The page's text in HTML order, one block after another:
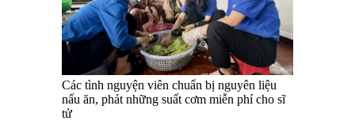
Các tình nguyện viên chuẩn bị nguyên liệu
nấu ăn, phát những suất cơm miễn phí cho sĩ
tử